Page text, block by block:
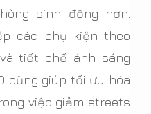
sinh động hơn.
các phụ kiện theo
tiết chế ánh sáng
cũng giúp tối ưu hóa
việc giảm streets